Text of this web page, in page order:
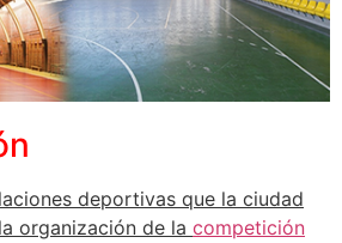
deportivas que la ciudad
organización de la competición